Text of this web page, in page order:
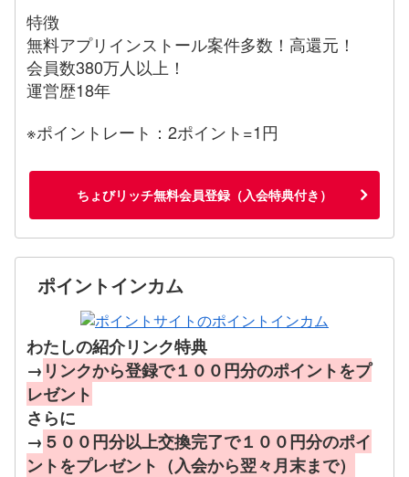
特徴
無料アプリインストール案件多数！高還元！
会員数380万人以上！
運営歴18年
※ポイントレート：2ポイント=1円
ちょびリッチ無料会員登録（入会特典付き）
ポイントインカム
わたしの紹介リンク特典
→ リンクから登録で１００円分のポイントをプ
レゼント
さらに
→ ５００円分以上交換完了で１００円分のポイ
ントをプレゼント（入会から翌々月末まで）